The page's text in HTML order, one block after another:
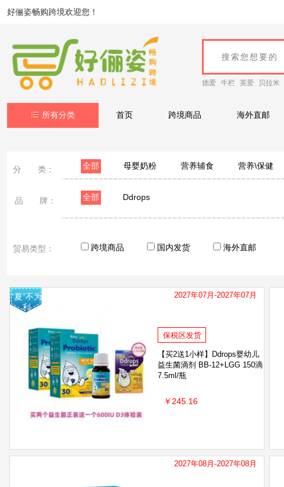
好俪姿畅购跨境欢迎您！
德爱 牛栏 英爱 贝拉米
所有分类 首页 跨境商品 海外直邮
分 类： 全部 母婴奶粉 营养辅食 营养\保健
品 牌： 全部 Ddrops
贸易类型： 跨境商品 国内发货 海外直邮
“夏”不为
利
2027年07月-2027年07月
保税区发货
【买2送1小样】Ddrops婴幼儿
益生菌滴剂 BB-12+LGG 150滴
7.5ml/瓶
￥245.16
2027年08月-2027年08月